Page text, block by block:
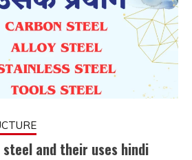
and their uses hindi